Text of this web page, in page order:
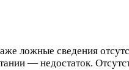
ложные сведения
— недостаток.